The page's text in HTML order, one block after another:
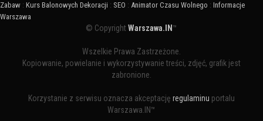
Zabaw : Kurs Balonowych Dekoracji : SEO : Animator Czasu Wolnego : Informacje
Warszawa
© CopyrightWarszawa.IN ™
Wszelkie Prawa Zastrzeżone.
Kopiowanie, powielanie i wykorzystywanie treści, zdjęć, grafik jest
zabronione.
Korzystanie z serwisu oznacza akceptację regulaminu portalu
Warszawa.IN™